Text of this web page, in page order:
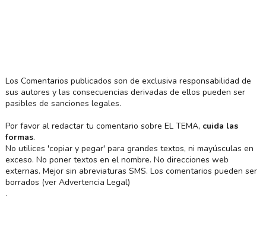
Los Comentarios publicados son de exclusiva responsabilidad de
sus autores y las consecuencias derivadas de ellos pueden ser
pasibles de sanciones legales.
Por favor al redactar tu comentario sobre EL TEMA, cuida las
formas.
No utilices 'copiar y pegar' para grandes textos, ni mayúsculas en
exceso. No poner textos en el nombre. No direcciones web
externas. Mejor sin abreviaturas SMS. Los comentarios pueden ser
borrados (ver Advertencia Legal)
.